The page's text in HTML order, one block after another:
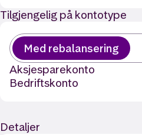
Tilgjengelig på kontotype
Med rebalansering
Aksjesparekonto
Bedriftskonto
Detaljer